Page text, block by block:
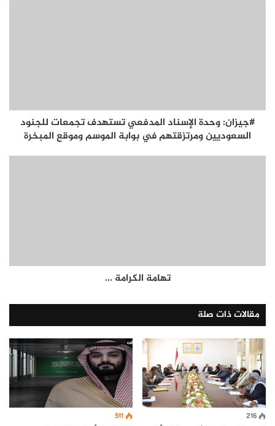
#جيزان: وحدة الإسناد المدفعي تستهدف تجمعات للجنود
السعوديين ومرتزقتهم في بوابة الموسم وموقع المبخرة
تهامة الكرامة ...
مقالات ذات صلة
216
511